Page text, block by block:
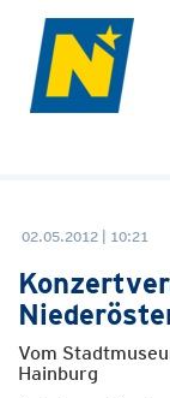
02.05.2012 | 10:21
Vom
Hainburg